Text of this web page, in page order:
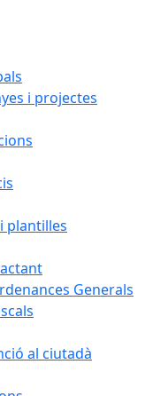
i projectes
plantilles
Generals
al ciutadà